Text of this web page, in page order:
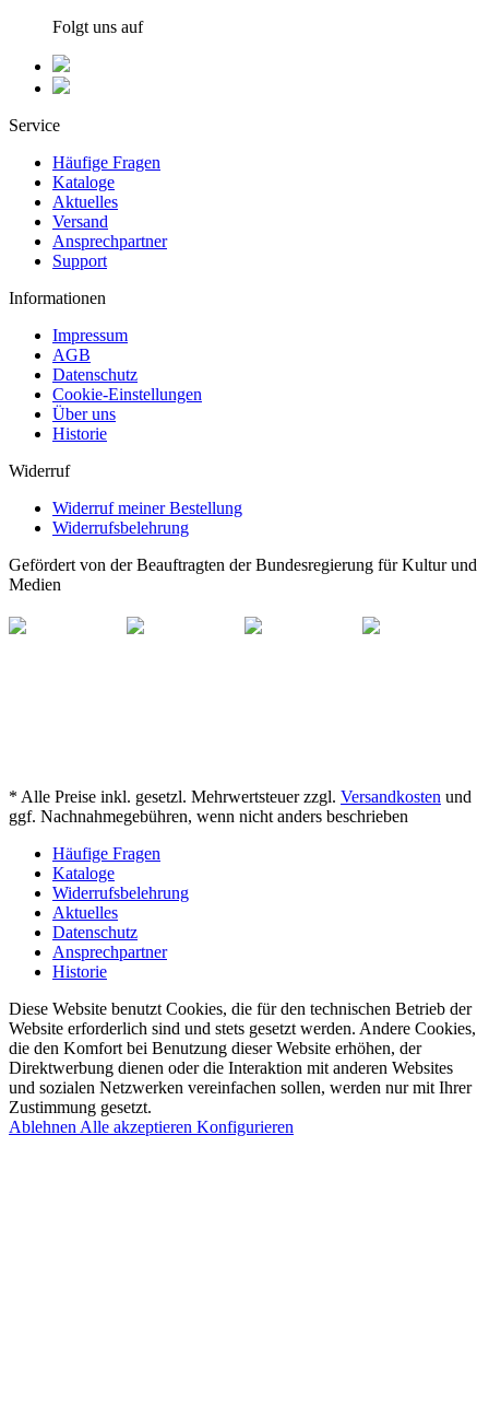
Folgt uns auf
Service
Häufige Fragen
Kataloge
Aktuelles
Versand
Ansprechpartner
Support
Informationen
Impressum
AGB
Datenschutz
Cookie-Einstellungen
Über uns
Historie
Widerruf
Widerruf meiner Bestellung
Widerrufsbelehrung
Gefördert von der Beauftragten der Bundesregierung für Kultur und
Medien
* Alle Preise inkl. gesetzl. Mehrwertsteuer zzgl. Versandkosten und
ggf. Nachnahmegebühren, wenn nicht anders beschrieben
Häufige Fragen
Kataloge
Widerrufsbelehrung
Aktuelles
Datenschutz
Ansprechpartner
Historie
Diese Website benutzt Cookies, die für den technischen Betrieb der
Website erforderlich sind und stets gesetzt werden. Andere Cookies,
die den Komfort bei Benutzung dieser Website erhöhen, der
Direktwerbung dienen oder die Interaktion mit anderen Websites
und sozialen Netzwerken vereinfachen sollen, werden nur mit Ihrer
Zustimmung gesetzt.
Ablehnen Alle akzeptieren Konfigurieren